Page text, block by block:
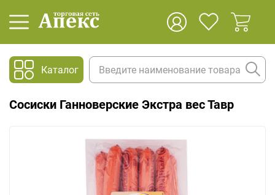
Каталог
Сосиски Ганноверские Экстра вес Тавр